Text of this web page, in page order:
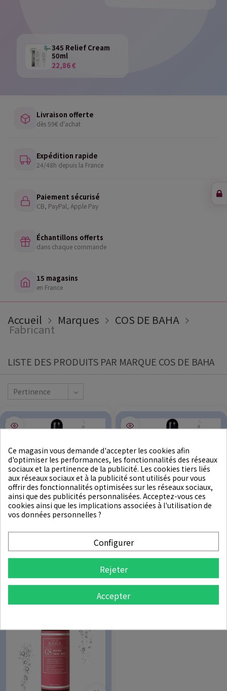
345 Relief Cream
50ml
22,86 €
Livraison offerte
dès 59€ d'achat
Expédition rapide
24/48h depuis la France
Paiement sécurisé
CB, PayPal, Apple Pay
Échantillons offerts
dans chaque commande
15 magasins
en France
Accueil Marques COS DE BAHA
Fabricant
LISTE DES PRODUITS PAR MARQUE COS DE BAHA
Pertinence
★★★★★ ★★★★★
COS DE BAHA
Ce magasin vous demande d'accepter les cookies afin
d'optimiser les performances, les fonctionnalités des réseaux
sociaux et la pertinence de la publicité. Les cookies tiers liés
aux réseaux sociaux et à la publicité sont utilisés pour vous
offrir des fonctionnalités optimisées sur les réseaux sociaux,
ainsi que des publicités personnalisées. Acceptez-vous ces
cookies ainsi que les implications associées à l'utilisation de
vos données personnelles ?
Configurer
Rejeter
Accepter